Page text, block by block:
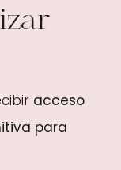
acceso
para